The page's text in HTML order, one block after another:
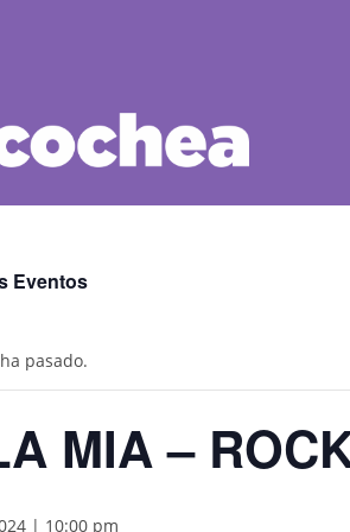
Eventos
pasado.
MIA –
| 10:00 pm